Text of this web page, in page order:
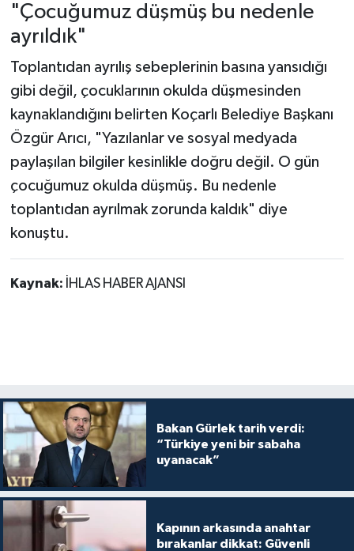
"Çocuğumuz düşmüş bu nedenle
ayrıldık"
Toplantıdan ayrılış sebeplerinin basına yansıdığı
gibi değil, çocuklarının okulda düşmesinden
kaynaklandığını belirten Koçarlı Belediye Başkanı
Özgür Arıcı, "Yazılanlar ve sosyal medyada
paylaşılan bilgiler kesinlikle doğru değil. O gün
çocuğumuz okulda düşmüş. Bu nedenle
toplantıdan ayrılmak zorunda kaldık" diye
konuştu.
Kaynak: İHLAS HABER AJANSI
Bakan Gürlek tarih verdi:
“Türkiye yeni bir sabaha
uyanacak”
Kapının arkasında anahtar
bırakanlar dikkat: Güvenli